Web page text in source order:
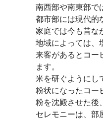
南西部や南東部で
都市部には現代的
家庭では今も昔な
地域によっては、
来客があるとコー
ます。
米を研ぐようにし
粉状になったコー
粉を沈殿させた後
セレモニーは、部